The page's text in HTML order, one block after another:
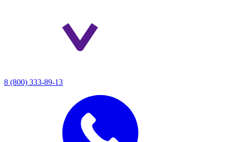
8 (800) 333-89-13